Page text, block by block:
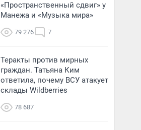
«Пространственный сдвиг» у
Манежа и «Музыка мира»
79 276 7
Теракты против мирных
граждан. Татьяна Ким
ответила, почему ВСУ атакует
склады Wildberries
78 687